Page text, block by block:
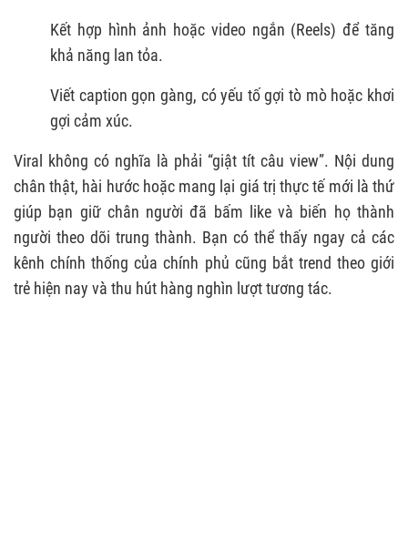
Kết hợp hình ảnh hoặc video ngắn (Reels) để tăng
khả năng lan tỏa.
Viết caption gọn gàng, có yếu tố gợi tò mò hoặc khơi
gợi cảm xúc.
Viral không có nghĩa là phải “giật tít câu view”. Nội dung
chân thật, hài hước hoặc mang lại giá trị thực tế mới là thứ
giúp bạn giữ chân người đã bấm like và biến họ thành
người theo dõi trung thành. Bạn có thể thấy ngay cả các
kênh chính thống của chính phủ cũng bắt trend theo giới
trẻ hiện nay và thu hút hàng nghìn lượt tương tác.